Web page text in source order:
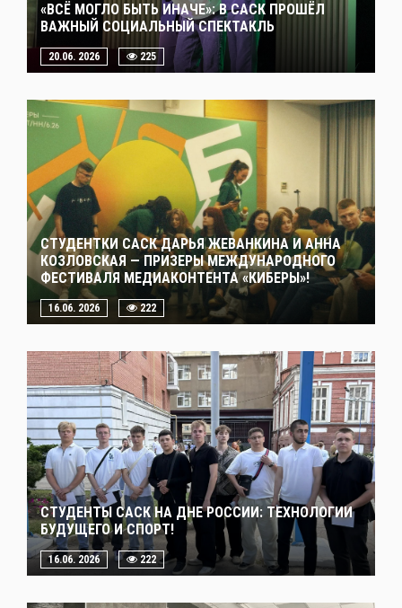
«ВСЁ МОГЛО БЫТЬ ИНАЧЕ»: В САСК ПРОШЁЛ
ВАЖНЫЙ СОЦИАЛЬНЫЙ СПЕКТАКЛЬ
20.06. 2026 225
СТУДЕНТКИ САСК ДАРЬЯ ЖЕВАНКИНА И АННА
КОЗЛОВСКАЯ — ПРИЗЕРЫ МЕЖДУНАРОДНОГО
ФЕСТИВАЛЯ МЕДИАКОНТЕНТА «КИБЕРЫ»!
16.06. 2026 222
СТУДЕНТЫ САСК НА ДНЕ РОССИИ: ТЕХНОЛОГИИ
БУДУЩЕГО И СПОРТ!
16.06. 2026 222